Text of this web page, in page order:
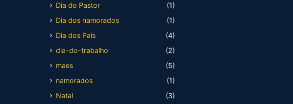
Dia do Pastor
(1)
Dia dos namorados
(1)
Dia dos Pais
(4)
dia-do-trabalho
(2)
maes
(5)
namorados
(1)
Natal
(3)